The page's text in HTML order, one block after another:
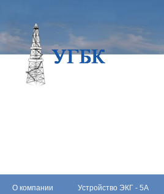
О компании Устройство ЭКГ - 5А